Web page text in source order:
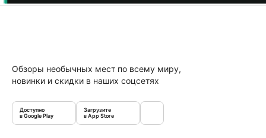
Обзоры необычных мест по всему миру,
новинки и скидки в наших соцсетях
Доступно
в Google Play
Загрузите
в App Store